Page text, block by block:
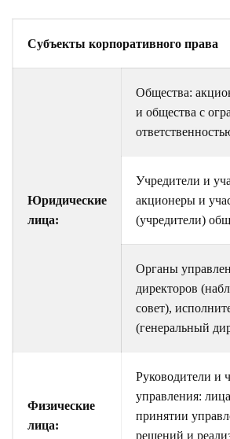
Субъекты корпоративного права
Юридические
лица:
Общества:
и общества с
Учредители и
акционеры и
(учредители)
Органы
директоров
совет),
(генеральный
Физические
лица:
Руководители и
управления:
принятии
решений и